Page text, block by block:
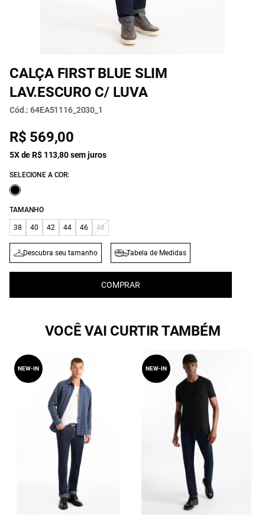
CALÇA FIRST BLUE SLIM
LAV.ESCURO C/ LUVA
Cód.: 64EA51116_2030_1
R$ 569,00
5X de R$ 113,80 sem juros
SELECIONE A COR:
TAMANHO
38 40 42 44 46 48
Descubra seu tamanho Tabela de Medidas
COMPRAR
VOCÊ VAI CURTIR TAMBÉM
NEW-IN NEW-IN